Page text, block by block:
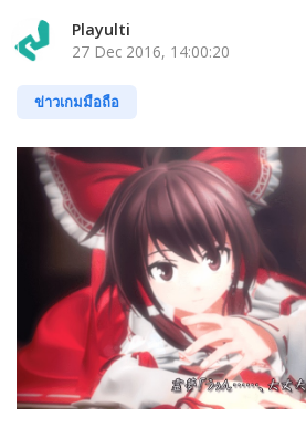
Playulti
27 Dec 2016, 14:00:20
ข่าวเกมมือถือ